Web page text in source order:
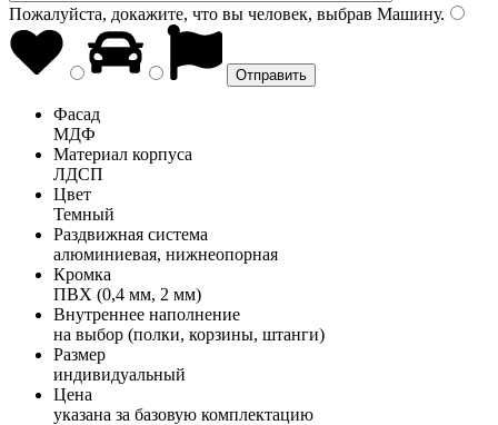
Пожалуйста, докажите, что вы человек, выбрав Машину.
Фасад
МДФ
Материал корпуса
ЛДСП
Цвет
Темный
Раздвижная система
алюминиевая, нижнеопорная
Кромка
ПВХ (0,4 мм, 2 мм)
Внутреннее наполнение
на выбор (полки, корзины, штанги)
Размер
индивидуальный
Цена
указана за базовую комплектацию